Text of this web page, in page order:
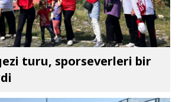
turu, sporseverleri bir